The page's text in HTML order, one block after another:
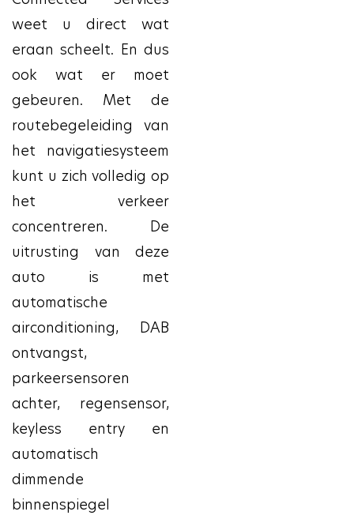
weet u direct wat
eraan scheelt. En dus
ook wat er moet
gebeuren. Met de
routebegeleiding van
het navigatiesysteem
kunt u zich volledig op
het verkeer
concentreren. De
uitrusting van deze
auto is met
automatische
airconditioning, DAB
ontvangst,
parkeersensoren
achter, regensensor,
keyless entry en
automatisch
dimmende
binnenspiegel